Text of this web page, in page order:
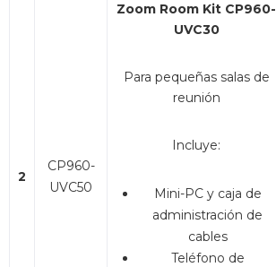
2
CP960-
UVC50
Zoom Room Kit CP960-
UVC30
Para pequeñas salas de
reunión
Incluye:
Mini-PC y caja de
administración de
cables
Teléfono de